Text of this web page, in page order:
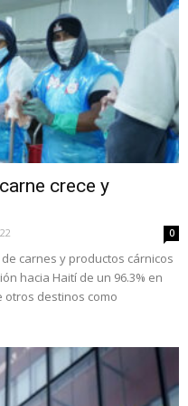
crece y
0
de carnes y productos cárnicos
hacia Haití de un 96.3% en
otros destinos como